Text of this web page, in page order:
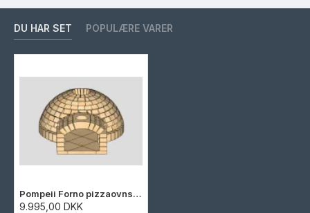
DU HAR SET POPULÆRE VARER
Pompeii Forno pizzaovnssæt 105 cm - Tilskårne sten
9.995,00 DKK